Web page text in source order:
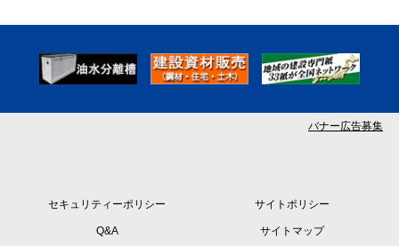
バナー広告募集
セキュリティーポリシー サイトポリシー
Q&A サイトマップ